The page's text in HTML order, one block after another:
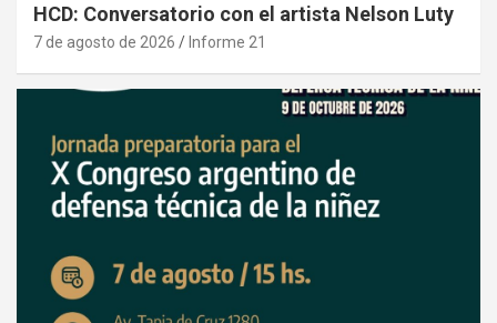
HCD: Conversatorio con el artista Nelson Luty
7 de agosto de 2026 Informe 21